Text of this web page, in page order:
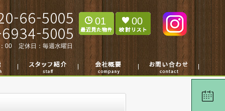
00 定休日： 毎週水曜日
01 00